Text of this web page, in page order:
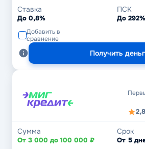
Ставка
До 0,8%
ПСК
До 292%
Добавить в
сравнение
Получить
2,8
Сумма
От 3 000 до 100 000 ₽
Срок
От 5